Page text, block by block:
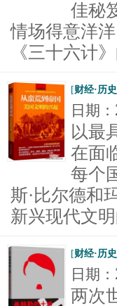
佳秘
情场得意洋
《三十六计
[财经·历
日期：
以最
在面
每个
斯·比尔德和
新兴现代文
[财经·历
日期：
两次